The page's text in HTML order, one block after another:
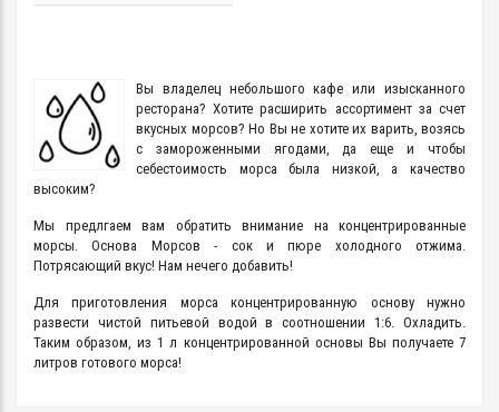
Вы владелец небольшого кафе или изысканного
ресторана? Хотите расширить ассортимент за счет
вкусных морсов? Но Вы не хотите их варить, возясь
с замороженными ягодами, да еще и чтобы
себестоимость морса была низкой, а качество
высоким?
Мы предлгаем вам обратить внимание на концентрированные
морсы. Основа Морсов - сок и пюре холодного отжима.
Потрясающий вкус! Нам нечего добавить!
Для приготовления морса концентрированную основу нужно
развести чистой питьевой водой в соотношении 1:6. Охладить.
Таким образом, из 1 л концентрированной основы Вы получаете 7
литров готового морса!